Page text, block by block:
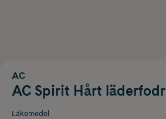
AC
AC Spirit Hårt
Läkemedel